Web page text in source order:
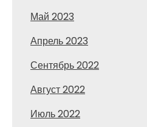
Май 2023
Апрель 2023
Сентябрь 2022
Август 2022
Июль 2022